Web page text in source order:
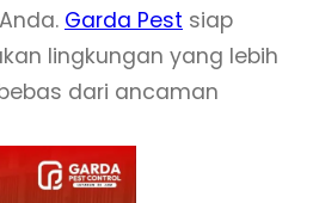
Garda Pest siap
lingkungan yang lebih
dari ancaman